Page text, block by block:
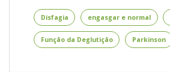
Normal?
Fonoaudióloga
da
Explica
Disfagia engasgar e normal
Função da Deglutição Parkinson